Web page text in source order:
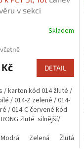
v sekci
Skladem
včetně
DETAIL
/ karton kód 014 žluté /
/ 014-Z zelené / 014-
/ 014-C červené kód
žluté silnější/
Modrá Zelená Žlutá